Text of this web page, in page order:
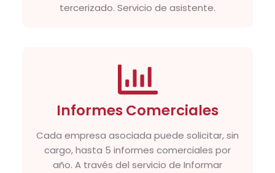
tercerizado. Servicio de asistente.
Informes Comerciales
Cada empresa asociada puede solicitar, sin
cargo, hasta 5 informes comerciales por
año. A través del servicio de Informar